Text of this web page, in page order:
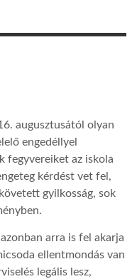
augusztusától olyan
engedéllyel
fegyvereiket az iskola
kérdést vet fel,
gyilkosság, sok
arra is fel akarja
ellentmondás van
legális lesz,